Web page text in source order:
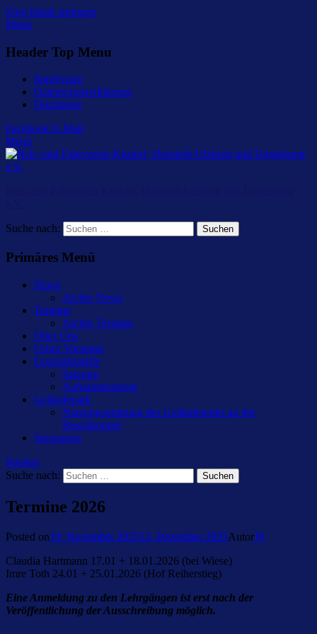
Zum Inhalt springen
Menu
Header Top Menu
Impressum
Datenschutzerklärung
Disclaimer
Facebook E-Mail
Menü
Suche nach:
Primäres Menü
News
Archiv News
Termine
Archiv Termine
Über Uns
Unser Vorstand
Geschäftsstelle
Satzung
Aufnahmeantrag
Geländepark
Nutzungsordnung des Geländeparks an der
Buschkoppel
Sponsoren
Suchen
Suche nach:
Termine 2026
Posted on19. November 202513. Dezember 2025AutorJS
Claudia Hartmann 17.01 + 18.01.2026 (bei Wiese)
Imre Toth 24.01 + 25.01.2026 (Hof Reiherstieg)
Eine Anmeldung zu den Lehrgängen ist erst nach der
Veröffentlichung der Ausschreibung möglich.